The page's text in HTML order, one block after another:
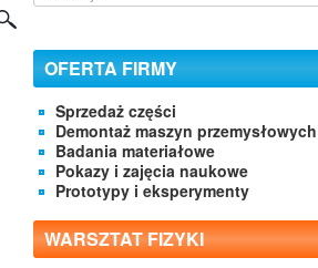
OFERTA FIRMY
Sprzedaż części
Demontaż maszyn przemysłowych
Badania materiałowe
Pokazy i zajęcia naukowe
Prototypy i eksperymenty
WARSZTAT FIZYKI